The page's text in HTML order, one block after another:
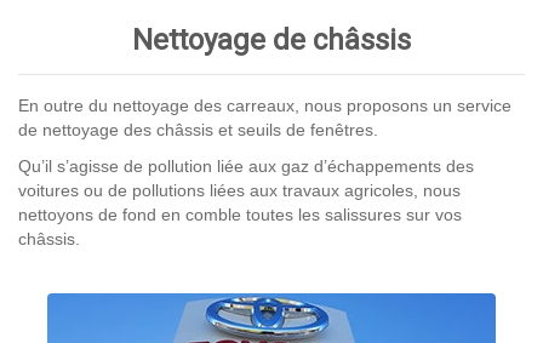
Nettoyage de châssis
En outre du nettoyage des carreaux, nous proposons un service
de nettoyage des châssis et seuils de fenêtres.
Qu’il s’agisse de pollution liée aux gaz d’échappements des
voitures ou de pollutions liées aux travaux agricoles, nous
nettoyons de fond en comble toutes les salissures sur vos
châssis.